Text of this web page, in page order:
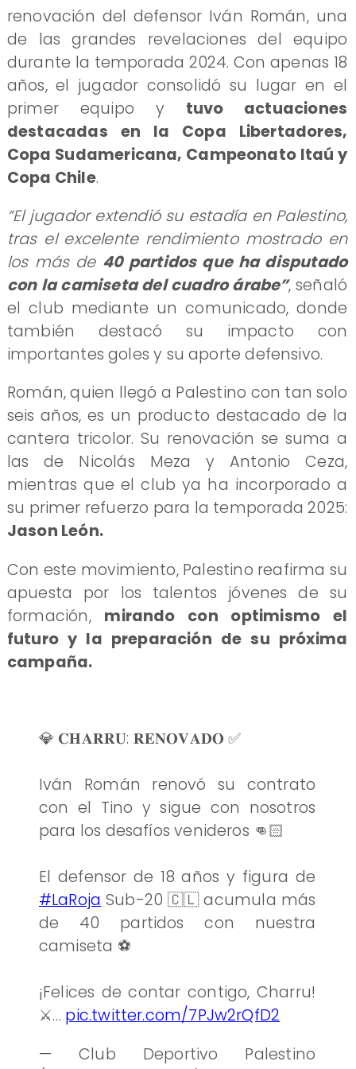
renovación del defensor Iván Román, una
de las grandes revelaciones del equipo
durante la temporada 2024. Con apenas 18
años, el jugador consolidó su lugar en el
primer equipo y tuvo actuaciones
destacadas en la Copa Libertadores,
Copa Sudamericana, Campeonato Itaú y
Copa Chile.
“El jugador extendió su estadía en Palestino,
tras el excelente rendimiento mostrado en
los más de 40 partidos que ha disputado
con la camiseta del cuadro árabe”, señaló
el club mediante un comunicado, donde
también destacó su impacto con
importantes goles y su aporte defensivo.
Román, quien llegó a Palestino con tan solo
seis años, es un producto destacado de la
cantera tricolor. Su renovación se suma a
las de Nicolás Meza y Antonio Ceza,
mientras que el club ya ha incorporado a
su primer refuerzo para la temporada 2025:
Jason León.
Con este movimiento, Palestino reafirma su
apuesta por los talentos jóvenes de su
formación, mirando con optimismo el
futuro y la preparación de su próxima
campaña.
💎 𝐂𝐇𝐀𝐑𝐑𝐔: 𝐑𝐄𝐍𝐎𝐕𝐀𝐃𝐎 ✅
Iván Román renovó su contrato
con el Tino y sigue con nosotros
para los desafíos venideros 👊🏻
El defensor de 18 años y figura de
#LaRoja Sub-20 🇨🇱 acumula más
de 40 partidos con nuestra
camiseta ⚽️
¡Felices de contar contigo, Charru!
⚔️… pic.twitter.com/7PJw2rQfD2
— Club Deportivo Palestino